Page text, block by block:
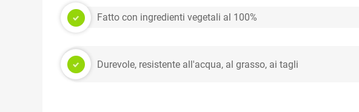
Fatto con ingredienti vegetali al 100%
Durevole, resistente all'acqua, al grasso, ai tagli